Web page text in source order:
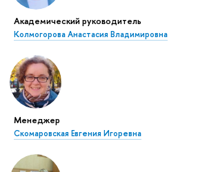
Академический руководитель
Колмогорова Анастасия Владимировна
Менеджер
Скомаровская Евгения Игоревна